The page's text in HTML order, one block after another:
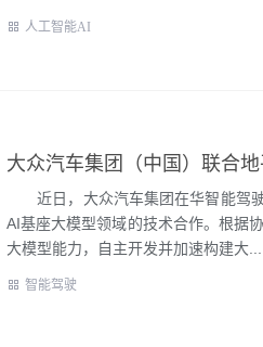
人工智能AI
近日，大众汽车集团在华智能驾驶
AI基座大模型领域的技术合作。根据
大模型能力，自主开发并加速构建大...
智能驾驶